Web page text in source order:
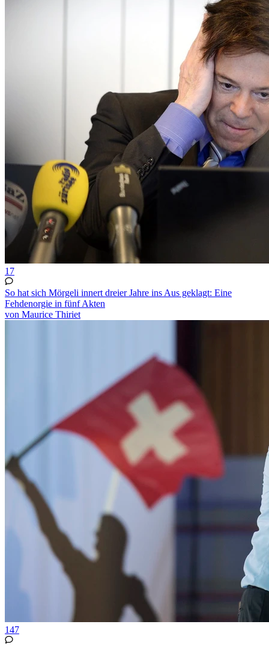
17
So hat sich Mörgeli innert dreier Jahre ins Aus geklagt: Eine
Fehdenorgie in fünf Akten
von Maurice Thiriet
147